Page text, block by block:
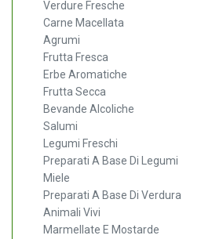
Verdure Fresche
Carne Macellata
Agrumi
Frutta Fresca
Erbe Aromatiche
Frutta Secca
Bevande Alcoliche
Salumi
Legumi Freschi
Preparati A Base Di Legumi
Miele
Preparati A Base Di Verdura
Animali Vivi
Marmellate E Mostarde